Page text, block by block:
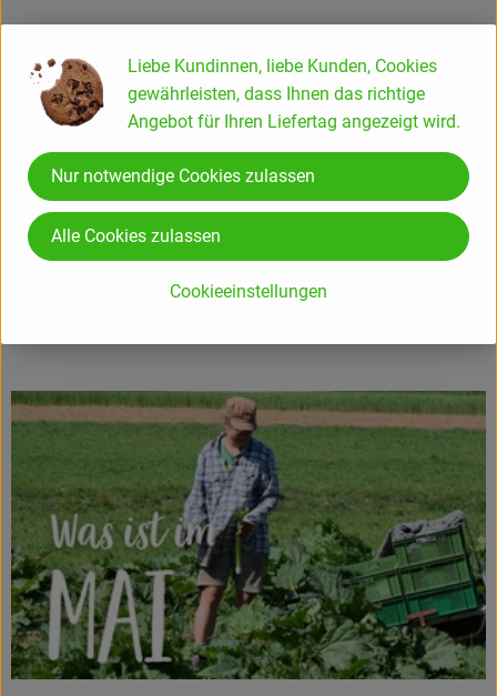
Liebe Kundinnen, liebe Kunden, Cookies
gewährleisten, dass Ihnen das richtige
Angebot für Ihren Liefertag angezeigt wird.
Cookieeinstellungen
Nur notwendige Cookies zulassen
Alle Cookies zulassen